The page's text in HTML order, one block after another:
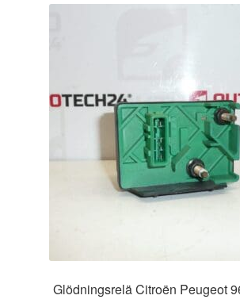
Glödningsrelä Citroën Peugeot